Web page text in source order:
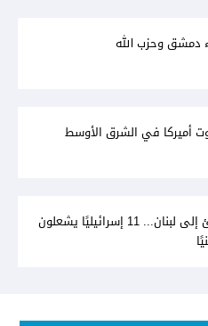
دمشق وحزب الله
أميركا في الشرق الأوسط
عبور مفاجئ إلى لبنان... 11 إسرائيليًا يشعلون